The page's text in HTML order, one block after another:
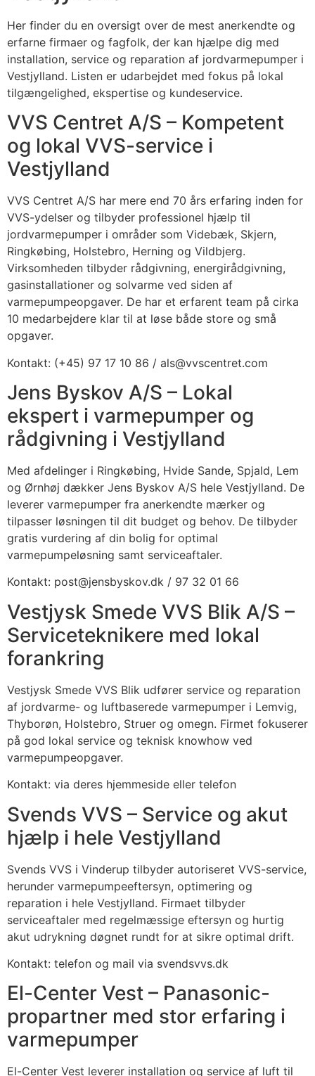
Her finder du en oversigt over de mest anerkendte og
erfarne firmaer og fagfolk, der kan hjælpe dig med
installation, service og reparation af jordvarmepumper i
Vestjylland. Listen er udarbejdet med fokus på lokal
tilgængelighed, ekspertise og kundeservice.
VVS Centret A/S – Kompetent
og lokal VVS-service i
Vestjylland
VVS Centret A/S har mere end 70 års erfaring inden for
VVS-ydelser og tilbyder professionel hjælp til
jordvarmepumper i områder som Videbæk, Skjern,
Ringkøbing, Holstebro, Herning og Vildbjerg.
Virksomheden tilbyder rådgivning, energirådgivning,
gasinstallationer og solvarme ved siden af
varmepumpeopgaver. De har et erfarent team på cirka
10 medarbejdere klar til at løse både store og små
opgaver.
Kontakt: (+45) 97 17 10 86 / als@vvscentret.com
Jens Byskov A/S – Lokal
ekspert i varmepumper og
rådgivning i Vestjylland
Med afdelinger i Ringkøbing, Hvide Sande, Spjald, Lem
og Ørnhøj dækker Jens Byskov A/S hele Vestjylland. De
leverer varmepumper fra anerkendte mærker og
tilpasser løsningen til dit budget og behov. De tilbyder
gratis vurdering af din bolig for optimal
varmepumpeløsning samt serviceaftaler.
Kontakt: post@jensbyskov.dk / 97 32 01 66
Vestjysk Smede VVS Blik A/S –
Serviceteknikere med lokal
forankring
Vestjysk Smede VVS Blik udfører service og reparation
af jordvarme- og luftbaserede varmepumper i Lemvig,
Thyborøn, Holstebro, Struer og omegn. Firmet fokuserer
på god lokal service og teknisk knowhow ved
varmepumpeopgaver.
Kontakt: via deres hjemmeside eller telefon
Svends VVS – Service og akut
hjælp i hele Vestjylland
Svends VVS i Vinderup tilbyder autoriseret VVS-service,
herunder varmepumpeeftersyn, optimering og
reparation i hele Vestjylland. Firmaet tilbyder
serviceaftaler med regelmæssige eftersyn og hurtig
akut udrykning døgnet rundt for at sikre optimal drift.
Kontakt: telefon og mail via svendsvvs.dk
El-Center Vest – Panasonic-
propartner med stor erfaring i
varmepumper
El-Center Vest leverer installation og service af luft til